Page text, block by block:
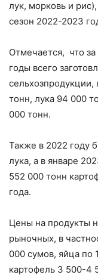
лук, морковь и
сезон 2022-2023
Отмечается, что
годы всего
сельхозпродукции,
тонн, лука 94 000
000 тонн.
Также в 2022 году
лука, а в январе
552 000 тонн
года.
Цены на продукты
рыночных, в
000 сумов, яйца по
картофель 3 500-4